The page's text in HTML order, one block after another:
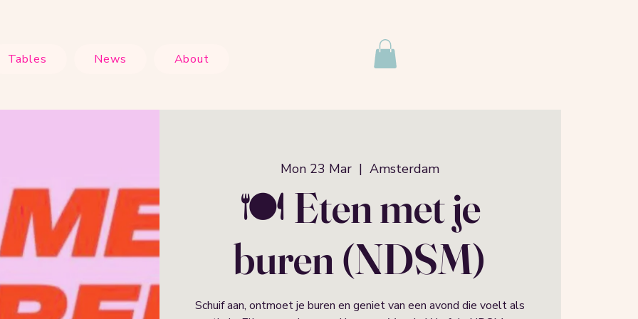
Tables News About
Mon 23 Mar
  |
Amsterdam
🍽️ Eten met je
buren (NDSM)
Schuif aan, ontmoet je buren en geniet van een avond die voelt als